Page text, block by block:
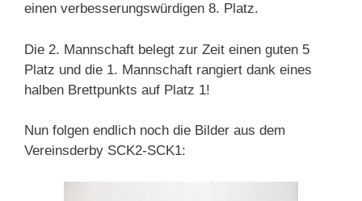
einen verbesserungswürdigen 8. Platz.
Die 2. Mannschaft belegt zur Zeit einen guten 5
Platz und die 1. Mannschaft rangiert dank eines
halben Brettpunkts auf Platz 1!
Nun folgen endlich noch die Bilder aus dem
Vereinsderby SCK2-SCK1: